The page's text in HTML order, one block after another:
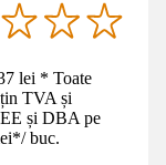
lei * Toate
TVA și
și DBA pe
*/ buc.